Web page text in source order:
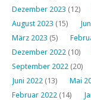
Dezember 2023 (12)
August 2023 (15)
März 2023 (5)
Dezember 2022 (10)
September 2022 (20)
Juni 2022 (13) Mai
Februar 2022 (14)